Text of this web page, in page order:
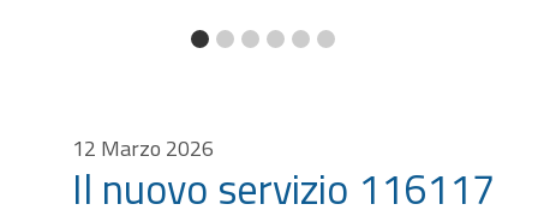
12 Marzo 2026
Il nuovo servizio 116117